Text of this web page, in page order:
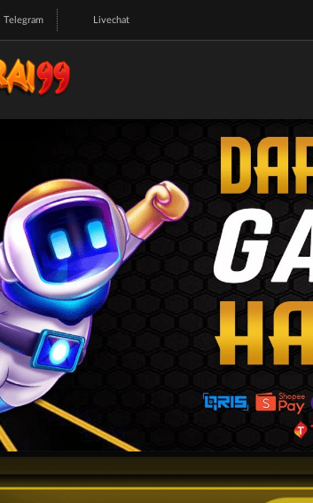
Telegram Livechat